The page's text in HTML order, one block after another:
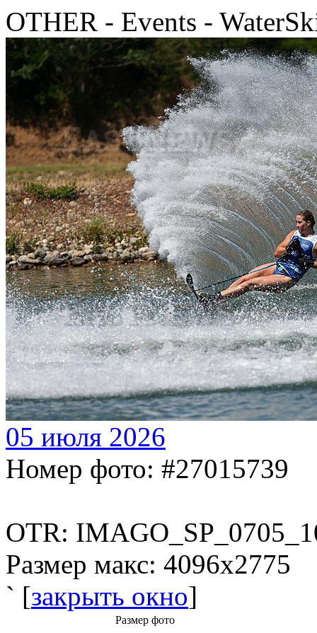
OTHER - Events -
05 июля 2026
Номер фото: #27015739
OTR:
Размер макс: 4096x2775
` [закрыть окно]
Размер фото